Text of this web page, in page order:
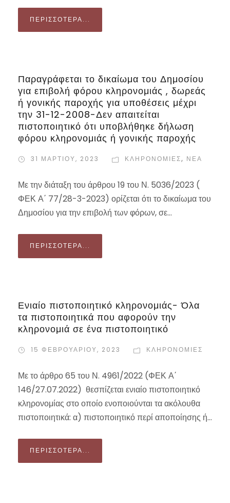
ΠΕΡΙΣΣΌΤΕΡΑ...
Παραγράφεται το δικαίωμα του Δημοσίου
για επιβολή φόρου κληρονομιάς , δωρεάς
ή γονικής παροχής για υποθέσεις μέχρι
την 31-12-2008-Δεν απαιτείται
πιστοποιητικό ότι υποβλήθηκε δήλωση
φόρου κληρονομιάς ή γονικής παροχής
31 ΜΑΡΤΊΟΥ, 2023 ΚΛΗΡΟΝΟΜΙΕΣ, ΝΕΑ
Με την διάταξη του άρθρου 19 του Ν. 5036/2023 (
ΦΕΚ Α΄ 77/28-3-2023) ορίζεται ότι το δικαίωμα του
Δημοσίου για την επιβολή των φόρων, σε...
ΠΕΡΙΣΣΌΤΕΡΑ...
Ενιαίο πιστοποιητικό κληρονομιάς- Όλα
τα πιστοποιητικά που αφορούν την
κληρονομιά σε ένα πιστοποιητικό
15 ΦΕΒΡΟΥΑΡΊΟΥ, 2023 ΚΛΗΡΟΝΟΜΙΕΣ
Με το άρθρο 65 του Ν. 4961/2022 (ΦΕΚ Α΄
146/27.07.2022) θεσπίζεται ενιαίο πιστοποιητικό
κληρονομίας στο οποίο ενοποιούνται τα ακόλουθα
πιστοποιητικά: α) πιστοποιητικό περί αποποίησης ή...
ΠΕΡΙΣΣΌΤΕΡΑ...